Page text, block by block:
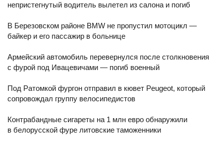
непристегнутый водитель вылетел из салона и погиб
В Березовском районе BMW не пропустил мотоцикл —
байкер и его пассажир в больнице
Армейский автомобиль перевернулся после столкновения
с фурой под Ивацевичами — погиб военный
Под Ратомкой фургон отправил в кювет Peugeot, который
сопровождал группу велосипедистов
Контрабандные сигареты на 1 млн евро обнаружили
в белорусской фуре литовские таможенники